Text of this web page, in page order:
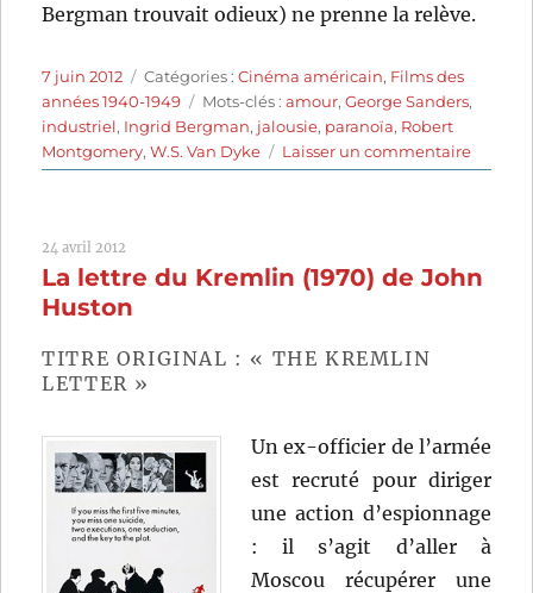
Bergman trouvait odieux) ne prenne la relève.
Publié
le
7 juin 2012 Catégories
Catégories :Cinéma américain, Films des
années 1940-1949
Étiquettes
Mots-clés :amour,George Sanders,
industriel, Ingrid Bergman, jalousie, paranoïa, Robert
Montgomery,W.S. Van Dyke Laisser un commentairesur
La
(1941)
24 avril 2012
La lettre du Kremlin (1970) de John
Huston
TITRE ORIGINAL : « THE KREMLIN
LETTER »
Un ex-officier de l’armée
est recruté pour diriger
une action d’espionnage
: il s’agit d’aller à
Moscou récupérer une